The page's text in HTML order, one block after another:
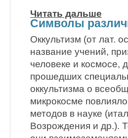
Читать дальше
Символы
Оккультизм (от лат.
название учений,
человеке и космосе,
прошедших
оккультизма о
микрокосме
методов в науке
Возрождения и др.).